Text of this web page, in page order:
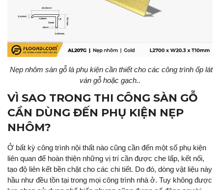
Nẹp nhôm sàn gỗ là phụ kiện cần thiết cho các công trình ốp lát
ván gỗ hoặc gạch..
VÌ SAO TRONG THI CÔNG SÀN GỖ
CẦN DÙNG ĐẾN PHỤ KIỆN NẸP
NHÔM?
Ở bất kỳ công trình nội thất nào cũng cần đến một số phụ kiện
liên quan để hoàn thiện những vị trí cần được che lấp, kết nối,
tạo độ liên kết bền chặt cho các chi tiết. Do đó, dòng vật liệu này
hầu như đều tồn tại trong mọi công trình nhà ở. Tuy không được